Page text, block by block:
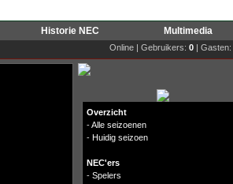
Historie NEC Multimedia
Online | Gebruikers: 0 | Gasten:
Overzicht
-Alle seizoenen
- Huidig seizoen
NEC'ers
- Spelers